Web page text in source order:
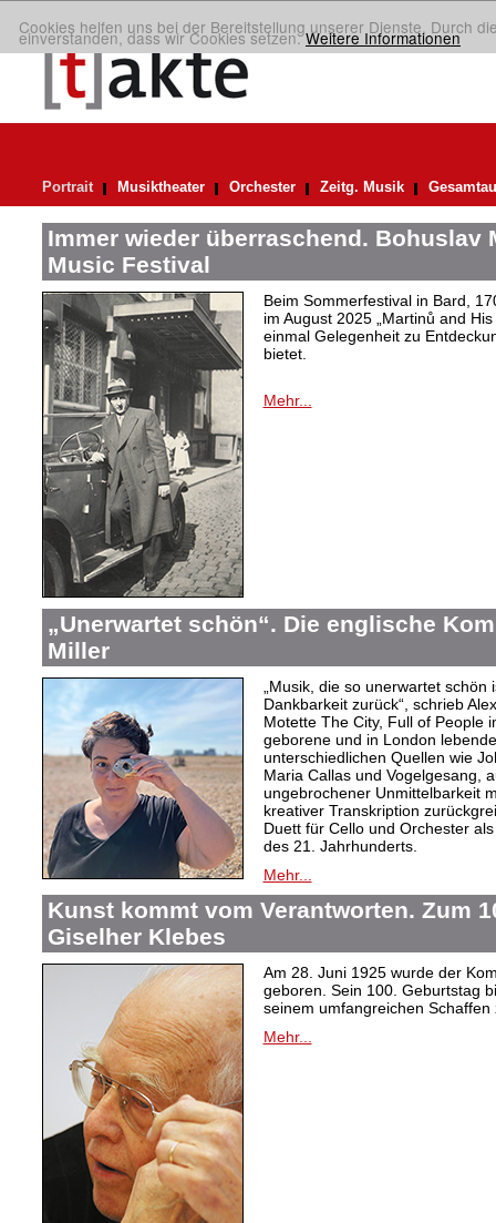
Cookies helfen uns bei der Bereitstellung unserer Dienste. Durch
einverstanden, dass wir Cookies setzen.Weitere Informationen
Portrait Musiktheater Orchester Zeitg. Musik
Immer wieder überraschend. Bohuslav
Music Festival
Beim Sommerfestival in Bard,
im August 2025 „Martinů and
einmal Gelegenheit zu
bietet.
Mehr...
„Unerwartet schön“. Die englische
Miller
„Musik, die so unerwartet
Dankbarkeit zurück“, schrieb
Motette The City, Full of People
geborene und in London
unterschiedlichen Quellen wie
Maria Callas und Vogelgesang,
ungebrochener Unmittelbarkeit
kreativer Transkription
Duett für Cello und Orchester
des 21. Jahrhunderts.
Mehr...
Kunst kommt vom Verantworten. Zum
Giselher Klebes
Am 28. Juni 1925 wurde der
geboren. Sein 100. Geburtstag
seinem umfangreichen Schaffen
Mehr...